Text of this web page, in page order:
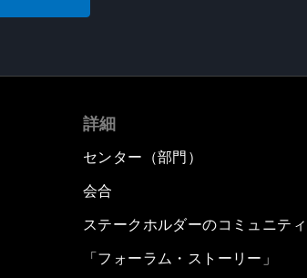
詳細
センター（部門）
会合
ステークホルダーのコミュニティ
「フォーラム・ストーリー」